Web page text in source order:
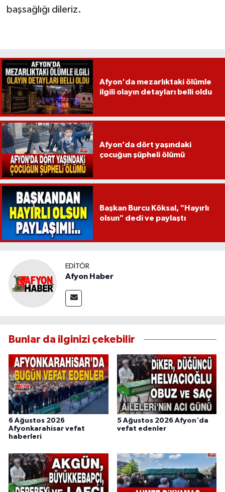
başsağlığı dileriz.
Afyon'da mezarlıktaki ölümle
ilgili olayın detayları belli oldu
Afyon’da dört yaşındaki
çocuğun şüpheli ölümü
Başkan Burcu Köksal, "Hayırlı
olsun" dedi ve paylaştı
EDITÖR
Afyon Haber
Bunlar da ilginizi çekebilir
6 Ağustos 2026
Afyonkarahisar vefat
haberleri
5 Ağustos 2026 Afyon'da
vefat edenler